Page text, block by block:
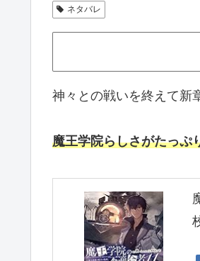
ネタバレ
神々との戦いを終えて新
魔王学院らしさがたっぷ